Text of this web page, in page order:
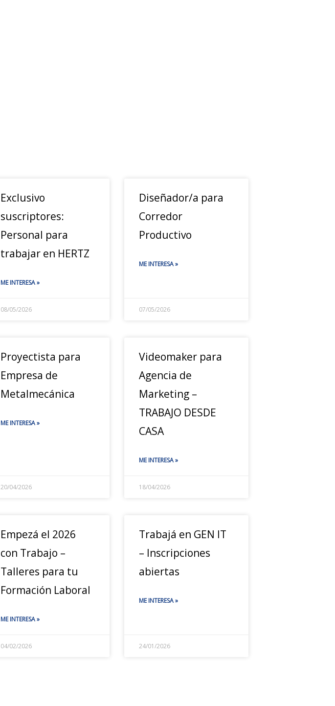
Exclusivo
suscriptores:
Personal para
trabajar en HERTZ
ME INTERESA »
08/05/2026
Diseñador/a para
Corredor
Productivo
ME INTERESA »
07/05/2026
Proyectista para
Empresa de
Metalmecánica
ME INTERESA »
20/04/2026
Videomaker para
Agencia de
Marketing –
TRABAJO DESDE
CASA
ME INTERESA »
18/04/2026
Empezá el 2026
con Trabajo –
Talleres para tu
Formación Laboral
ME INTERESA »
04/02/2026
Trabajá en GEN IT
– Inscripciones
abiertas
ME INTERESA »
24/01/2026